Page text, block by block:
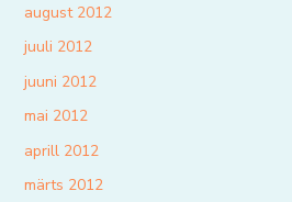
august 2012
juuli 2012
juuni 2012
mai 2012
aprill 2012
märts 2012